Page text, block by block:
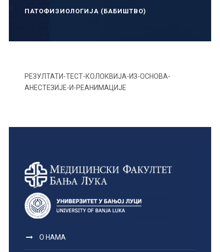
ПАТОФИЗИОЛОГИЈА (БАБИШТВО)
РЕЗУЛТАТИ-ТЕСТ-КОЛОКВИЈА-ИЗ-ОСНОВА-
АНЕСТЕЗИЈЕ-И-РЕАНИМАЦИЈЕ
О НАМА